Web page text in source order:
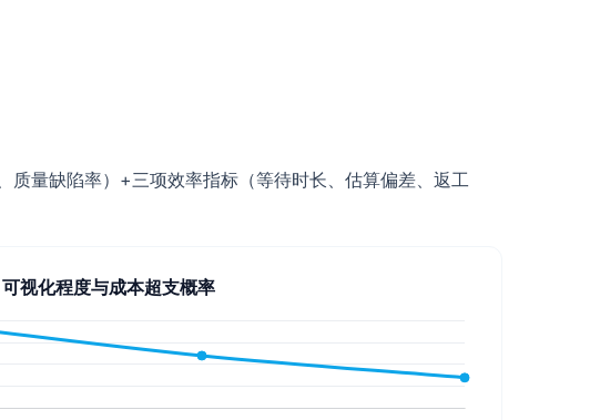
质量缺陷率）+三项效率指标（等待时长、估算偏差、返工
视化程度与成本超支概率